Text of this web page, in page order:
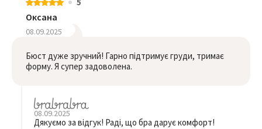
Оксана
08.09.2025
Бюст дуже зручний! Гарно підтримує груди, тримає
форму. Я супер задоволена.
08.09.2025
Дякуємо за відгук! Раді, що бра дарує комфорт!